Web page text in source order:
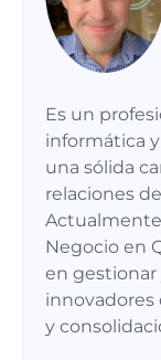
Es un
informática
una sólida
relaciones
Negocio en
en gestionar
y